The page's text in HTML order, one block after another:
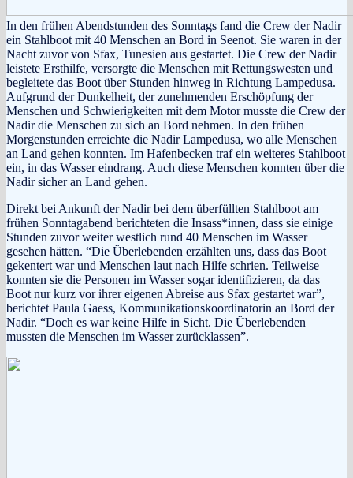
In den frühen Abendstunden des Sonntags fand die Crew der Nadir
ein Stahlboot mit 40 Menschen an Bord in Seenot. Sie waren in der
Nacht zuvor von Sfax, Tunesien aus gestartet. Die Crew der Nadir
leistete Ersthilfe, versorgte die Menschen mit Rettungswesten und
begleitete das Boot über Stunden hinweg in Richtung Lampedusa.
Aufgrund der Dunkelheit, der zunehmenden Erschöpfung der
Menschen und Schwierigkeiten mit dem Motor musste die Crew der
Nadir die Menschen zu sich an Bord nehmen. In den frühen
Morgenstunden erreichte die Nadir Lampedusa, wo alle Menschen
an Land gehen konnten. Im Hafenbecken traf ein weiteres Stahlboot
ein, in das Wasser eindrang. Auch diese Menschen konnten über die
Nadir sicher an Land gehen.
Direkt bei Ankunft der Nadir bei dem überfüllten Stahlboot am
frühen Sonntagabend berichteten die Insass*innen, dass sie einige
Stunden zuvor weiter westlich rund 40 Menschen im Wasser
gesehen hätten. “Die Überlebenden erzählten uns, dass das Boot
gekentert war und Menschen laut nach Hilfe schrien. Teilweise
konnten sie die Personen im Wasser sogar identifizieren, da das
Boot nur kurz vor ihrer eigenen Abreise aus Sfax gestartet war”,
berichtet Paula Gaess, Kommunikationskoordinatorin an Bord der
Nadir. “Doch es war keine Hilfe in Sicht. Die Überlebenden
mussten die Menschen im Wasser zurücklassen”.